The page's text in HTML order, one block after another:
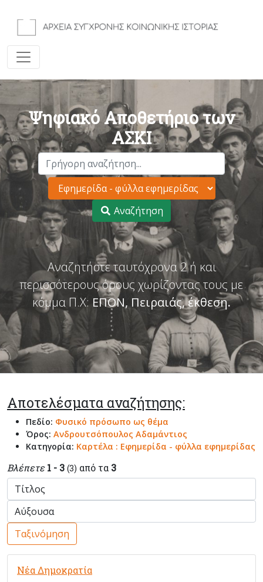
Ψηφιακό Αποθετήριο των
ΑΣΚΙ
Αναζήτηση
Αναζητήστε ταυτόχρονα 2 ή και
περισσότερους όρους χωρίζοντας τους με
κόμμα Π.Χ: ΕΠΟΝ, Πειραιάς, έκθεση.
Αποτελέσματα αναζήτησης:
Πεδίο: Φυσικό πρόσωπο ως θέμα
Όρος: Ανδρουτσόπουλος Αδαμάντιος
Κατηγορία: Καρτέλα : Εφημερίδα - φύλλα εφημερίδας
Βλέπετε 1 - 3 (3) από τα 3
Ταξινόμηση
Νέα Δημοκρατία